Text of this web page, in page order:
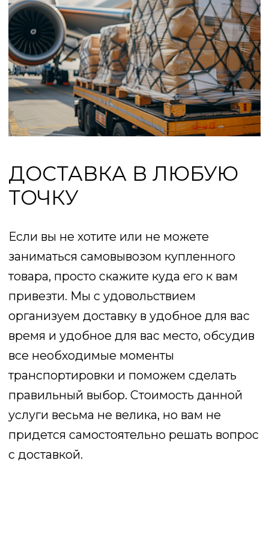
Почта
Комментарий
Согласие на обработкуперсональных данных
информационный характер и не является
8 (800) 222-43-70
ПН-СБ: с 09:00 до 17:00
dizayndvor@mail.ru
г. Краснодар, ул. Пригородная, д. 1/12
КАТАЛОГ
ФАБРИКИ
КОНТАКТЫ
политика конфиденциальности